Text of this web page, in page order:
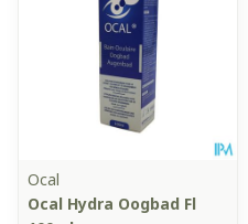
Ocal
Ocal Hydra Oogbad Fl